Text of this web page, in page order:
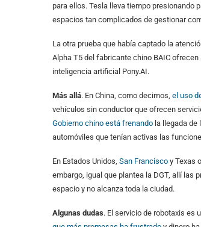
para ellos. Tesla lleva tiempo presionando
espacios tan complicados de gestionar
La otra prueba que había captado la
Alpha T5 del fabricante chino BAIC
inteligencia artificial Pony.AI.
Más allá. En China, como decimos, el uso
vehículos sin conductor que ofrecen
Gobierno chino está frenando la llegada
automóviles que tenían activas las
En Estados Unidos, San Francisco y Texas
embargo, igual que plantea la DGT, allí las
espacio y no alcanza toda la ciudad.
Algunas dudas. El servicio de robotaxis es